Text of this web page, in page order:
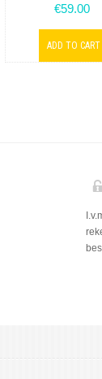
€59.00